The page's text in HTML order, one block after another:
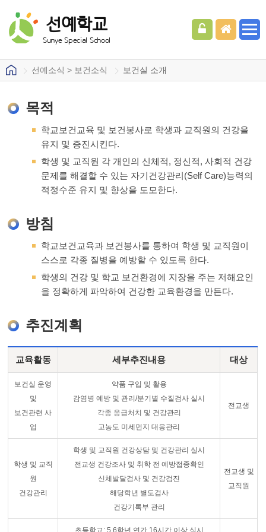
선예학교
Sunye Special School
선예소식 > 보건소식 보건실 소개
목적
학교보건교육 및 보건봉사로 학생과 교직원의 건강을
유지 및 증진시킨다.
학생 및 교직원 각 개인의 신체적, 정신적, 사회적 건강
문제를 해결할 수 있는 자기건강관리(Self Care)능력의
적정수준 유지 및 향상을 도모한다.
방침
학교보건교육과 보건봉사를 통하여 학생 및 교직원이
스스로 각종 질병을 예방할 수 있도록 한다.
학생의 건강 및 학교 보건환경에 지장을 주는 저해요인
을 정확하게 파악하여 건강한 교육환경을 만든다.
추진계획
교육활동 세부추진내용 대상
보건실 운영
및
보건관련 사
업
약품 구입 및 활용
감염병 예방 및 관리/분기별 수질검사 실시
각종 응급처치 및 건강관리
고농도 미세먼지 대응관리
전교생
학생 및 교직
원
건강관리
학생 및 교직원 건강상담 및 건강관리 실시
전교생 건강조사 및 취학 전 예방접종확인
신체발달검사 및 건강검진
해당학년 별도검사
건강기록부 관리
전교생 및
교직원
초등학교: 5,6학년 연간 16시간 이상 실시